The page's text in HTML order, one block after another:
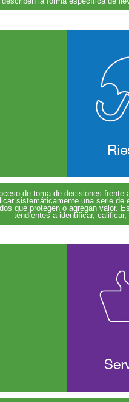
de toma de decisiones
sistemáticamente una serie
que protegen o agregan valor.
tendientes a identificar,